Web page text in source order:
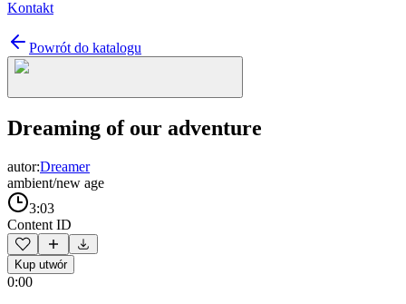
Kontakt
Powrót do katalogu
Dreaming of our adventure
autor:Dreamer
ambient/new age
3:03
Content ID
Kup utwór
0:00